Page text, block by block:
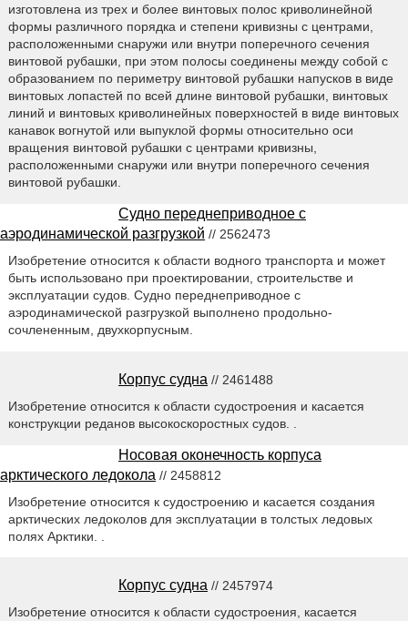
изготовлена из трех и более винтовых полос криволинейной
формы различного порядка и степени кривизны с центрами,
расположенными снаружи или внутри поперечного сечения
винтовой рубашки, при этом полосы соединены между собой с
образованием по периметру винтовой рубашки напусков в виде
винтовых лопастей по всей длине винтовой рубашки, винтовых
линий и винтовых криволинейных поверхностей в виде винтовых
канавок вогнутой или выпуклой формы относительно оси
вращения винтовой рубашки с центрами кривизны,
расположенными снаружи или внутри поперечного сечения
винтовой рубашки.
Судно переднеприводное с
аэродинамической разгрузкой // 2562473
Изобретение относится к области водного транспорта и может
быть использовано при проектировании, строительстве и
эксплуатации судов. Судно переднеприводное с
аэродинамической разгрузкой выполнено продольно-
сочлененным, двухкорпусным.
Корпус судна // 2461488
Изобретение относится к области судостроения и касается
конструкции реданов высокоскоростных судов. .
Носовая оконечность корпуса
арктического ледокола // 2458812
Изобретение относится к судостроению и касается создания
арктических ледоколов для эксплуатации в толстых ледовых
полях Арктики. .
Корпус судна // 2457974
Изобретение относится к области судостроения, касается